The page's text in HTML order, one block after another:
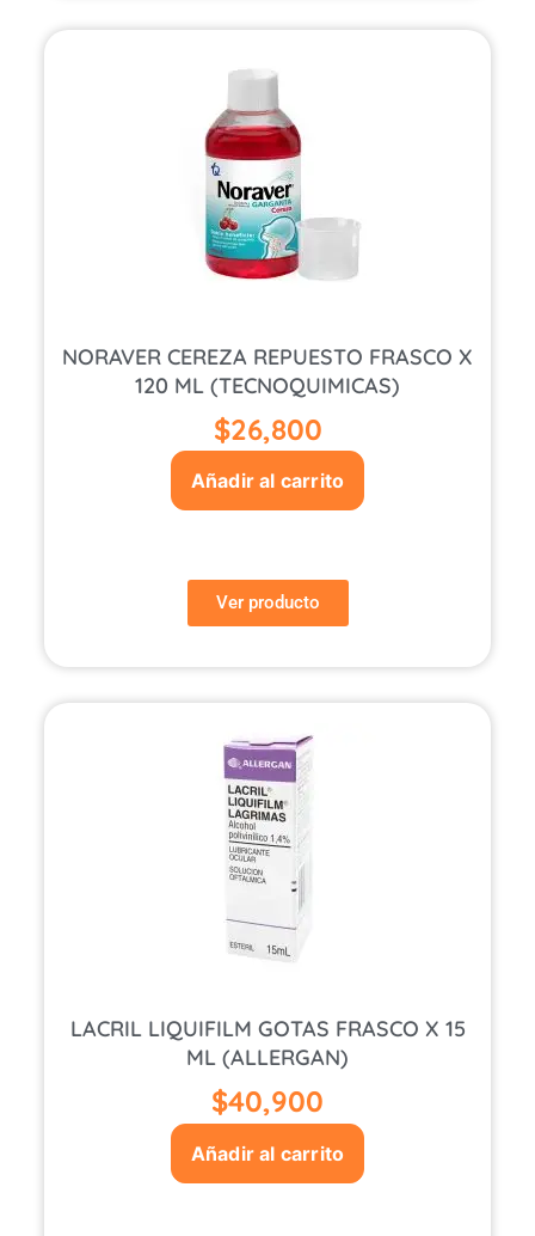
NORAVER CEREZA REPUESTO FRASCO X
120 ML (TECNOQUIMICAS)
$26,800
Añadir al carrito
Ver producto
LACRIL LIQUIFILM GOTAS FRASCO X 15
ML (ALLERGAN)
$40,900
Añadir al carrito